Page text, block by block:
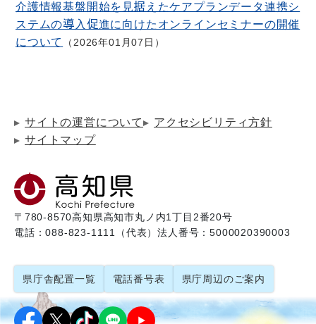
介護情報基盤開始を見据えたケアプランデータ連携シ
ステムの導入促進に向けたオンラインセミナーの開催
について
2026年01月07日
サイトの運営について
アクセシビリティ方針
サイトマップ
〒780-8570高知県高知市丸ノ内1丁目2番20号
電話：088-823-1111（代表）法人番号：5000020390003
県庁舎配置一覧 電話番号表 県庁周辺のご案内